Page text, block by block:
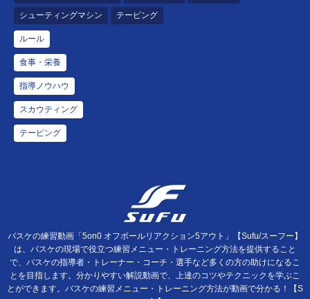
シューティングマシン テーピング
ルール
食事・栄養
指導ノウハウ
スカウティング
テーピング
バスケの練習動画「5on0 オフボールリアクション5アウト」【Sufu/スーフー】
は、バスケの現場で役立つ練習メニュー・トレーニング方法を提供すること
で、バスケの指導者・トレーナー・コーチ・選手など多くの方の助けになるこ
とを目指します。分かりやすい解説動画で、上達のコツやテクニックを学ぶこ
とができます。バスケの練習メニュー・トレーニング方法が動画で分かる！【S